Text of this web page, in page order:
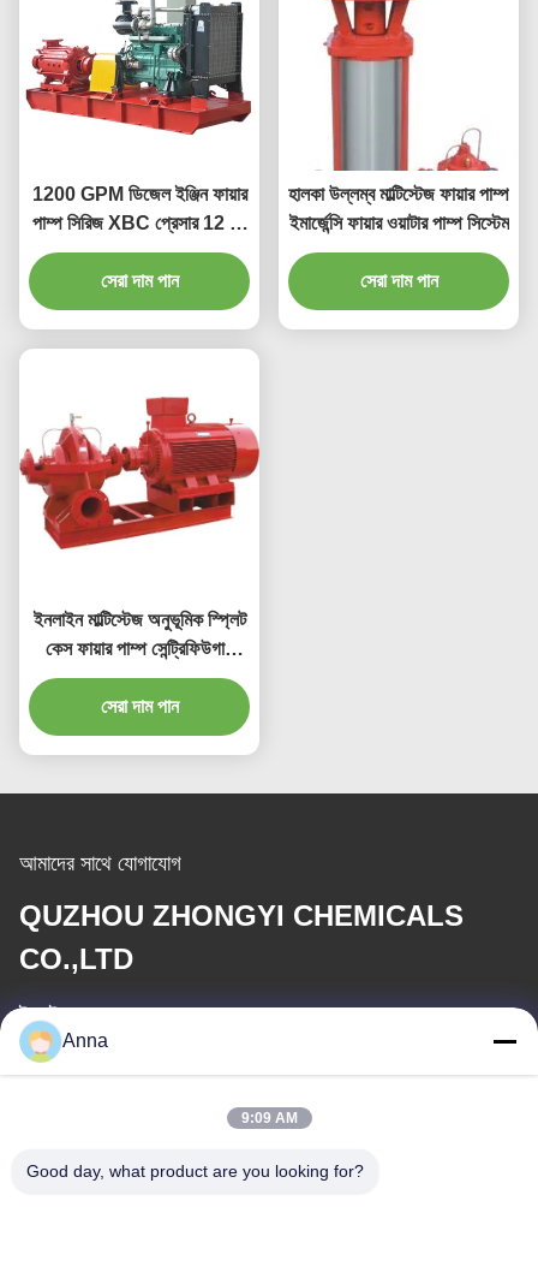
1200 GPM ডিজেল ইঞ্জিন ফায়ার
পাম্প সিরিজ XBC প্রেসার 12 বার
স্বয়ংক্রিয়
সেরা দাম পান
হালকা উল্লম্ব মাল্টিস্টেজ ফায়ার পাম্প
ইমার্জেন্সি ফায়ার ওয়াটার পাম্প সিস্টেম
সেরা দাম পান
ইনলাইন মাল্টিস্টেজ অনুভূমিক স্প্লিট
কেস ফায়ার পাম্প সেন্ট্রিফিউগাল
ফায়ার ওয়াটার পাম্প
সেরা দাম পান
আমাদের সাথে যোগাযোগ
QUZHOU ZHONGYI CHEMICALS
CO.,LTD
ই-মেইল
Anna
9:09 AM
Good day, what product are you looking for?